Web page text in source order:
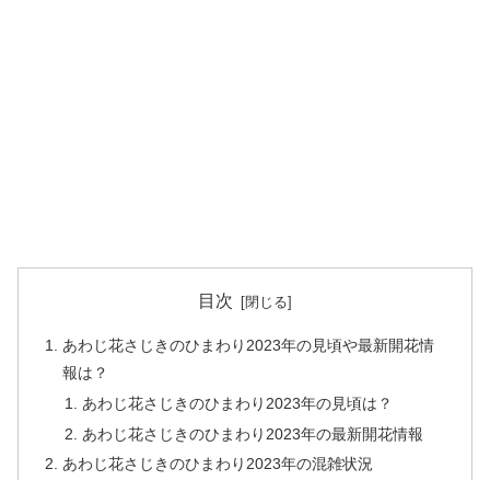
目次
あわじ花さじきのひまわり2023年の見頃や最新開花情
報は？
あわじ花さじきのひまわり2023年の見頃は？
あわじ花さじきのひまわり2023年の最新開花情報
あわじ花さじきのひまわり2023年の混雑状況